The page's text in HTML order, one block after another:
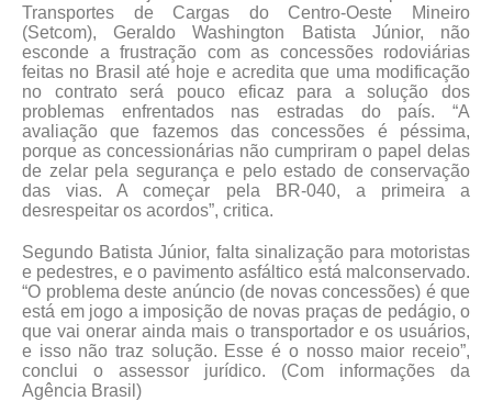
Transportes de Cargas do Centro-Oeste Mineiro
(Setcom), Geraldo Washington Batista Júnior, não
esconde a frustração com as concessões rodoviárias
feitas no Brasil até hoje e acredita que uma modificação
no contrato será pouco eficaz para a solução dos
problemas enfrentados nas estradas do país. “A
avaliação que fazemos das concessões é péssima,
porque as concessionárias não cumpriram o papel delas
de zelar pela segurança e pelo estado de conservação
das vias. A começar pela BR-040, a primeira a
desrespeitar os acordos”, critica.
Segundo Batista Júnior, falta sinalização para motoristas
e pedestres, e o pavimento asfáltico está malconservado.
“O problema deste anúncio (de novas concessões) é que
está em jogo a imposição de novas praças de pedágio, o
que vai onerar ainda mais o transportador e os usuários,
e isso não traz solução. Esse é o nosso maior receio”,
conclui o assessor jurídico. (Com informações da
Agência Brasil)